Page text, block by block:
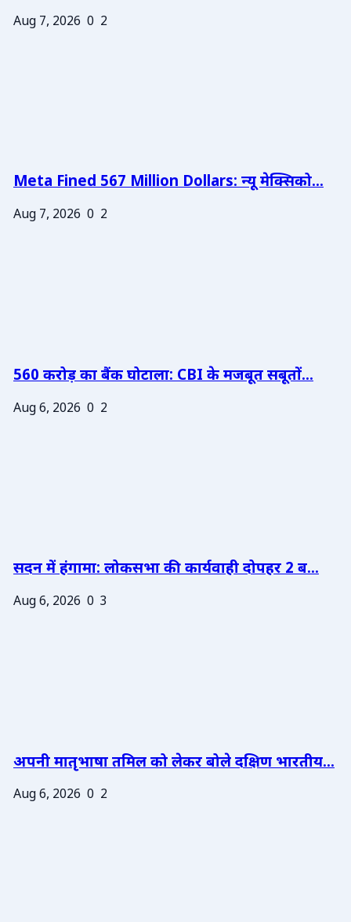
Aug 7, 2026 0 2
Meta Fined 567 Million Dollars: न्यू मेक्सिको...
Aug 7, 2026 0 2
560 करोड़ का बैंक घोटाला: CBI के मजबूत सबूतों...
Aug 6, 2026 0 2
सदन में हंगामा: लोकसभा की कार्यवाही दोपहर 2 ब...
Aug 6, 2026 0 3
अपनी मातृभाषा तमिल को लेकर बोले दक्षिण भारतीय...
Aug 6, 2026 0 2